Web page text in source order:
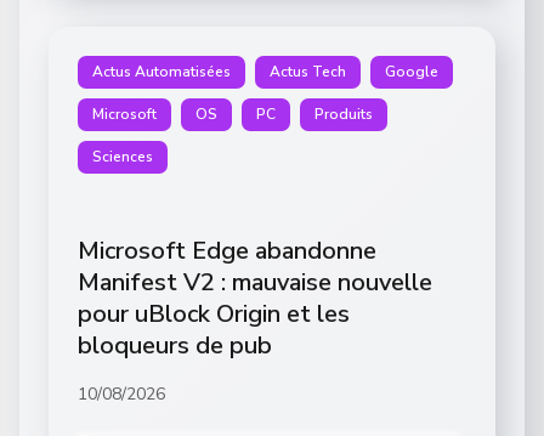
Actus Automatisées Actus Tech Google
Microsoft OS PC Produits
Sciences
Microsoft Edge abandonne
Manifest V2 : mauvaise nouvelle
pour uBlock Origin et les
bloqueurs de pub
10/08/2026